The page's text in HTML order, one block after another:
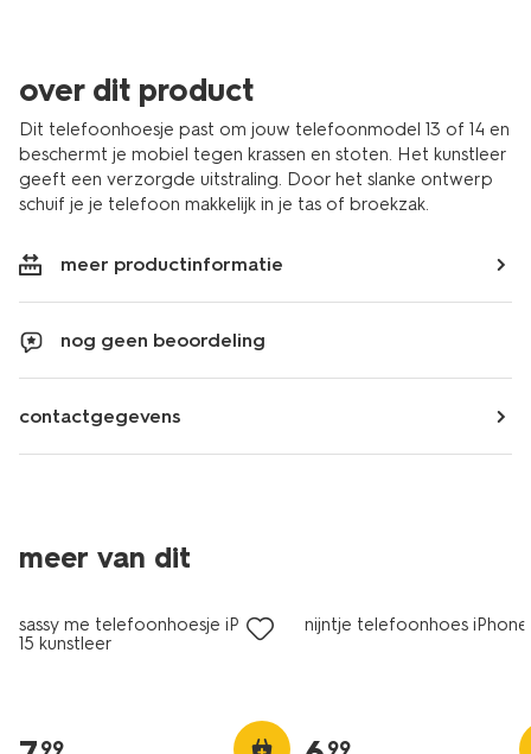
over dit product
Dit telefoonhoesje past om jouw telefoonmodel 13 of 14 en
beschermt je mobiel tegen krassen en stoten. Het kunstleer
geeft een verzorgde uitstraling. Door het slanke ontwerp
schuif je je telefoon makkelijk in je tas of broekzak.
meer productinformatie
nog geen beoordeling
contactgegevens
meer van dit
nieuw
sassy me telefoonhoesje iPhone
15 kunstleer
99
nijntje telefoonhoes iPhone
99